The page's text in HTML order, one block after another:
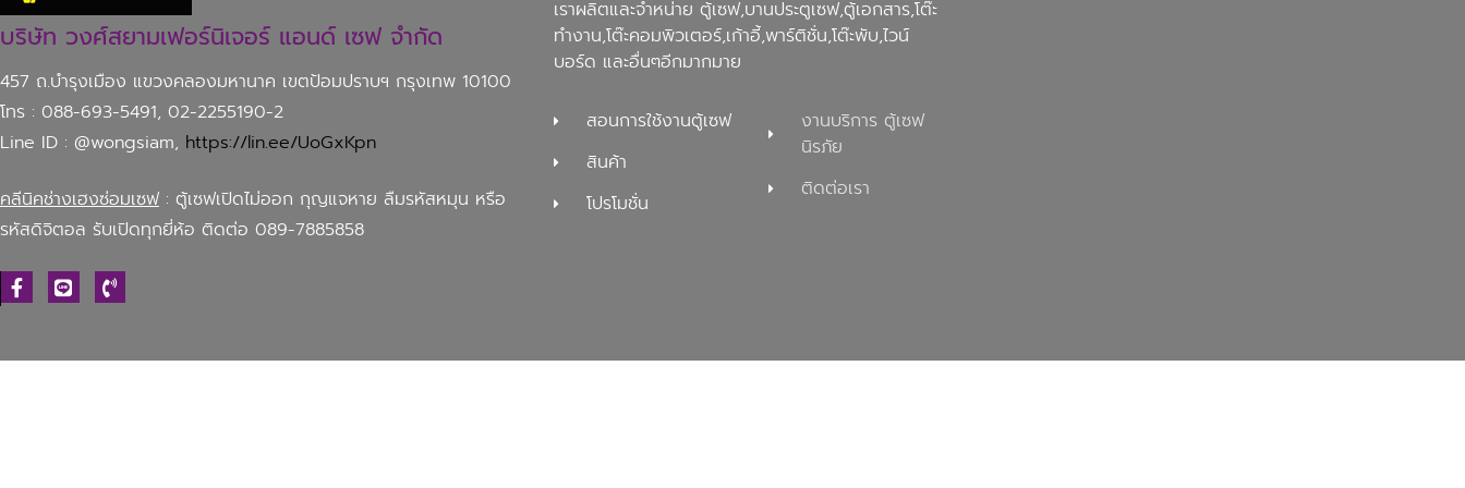
บริษัท วงศ์สยามเฟอร์นิเจอร์ แอนด์ เซฟ จำกัด
457 ถ.บำรุงเมือง แขวงคลองมหานาค เขตป้อมปราบฯ กรุงเทพ 10100
โทร : 088-693-5491, 02-2255190-2
Line ID : @wongsiam, https://lin.ee/UoGxKpn
คลีนิคช่างเฮงซ่อมเซฟ : ตู้เซฟเปิดไม่ออก กุญแจหาย ลืมรหัสหมุน หรือ
รหัสดิจิตอล รับเปิดทุกยี่ห้อ ติดต่อ 089-7885858
เราผลิตและจำหน่าย ตู้เซฟ,บานประตูเซฟ,ตู้เอกสาร,โต๊ะ
ทำงาน,โต๊ะคอมพิวเตอร์,เก้าอี้,พาร์ติชั่น,โต๊ะพับ,ไวน์
บอร์ด และอื่นๆอีกมากมาย
สอนการใช้งานตู้เซฟ
สินค้า
โปรโมชั่น
งานบริการ ตู้เซฟ
นิรภัย
ติดต่อเรา